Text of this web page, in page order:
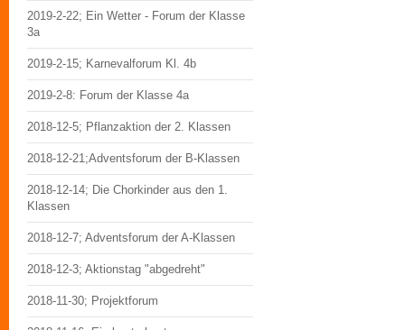
2019-2-22; Ein Wetter - Forum der Klasse
3a
2019-2-15; Karnevalforum Kl. 4b
2019-2-8: Forum der Klasse 4a
2018-12-5; Pflanzaktion der 2. Klassen
2018-12-21;Adventsforum der B-Klassen
2018-12-14; Die Chorkinder aus den 1.
Klassen
2018-12-7; Adventsforum der A-Klassen
2018-12-3; Aktionstag "abgedreht"
2018-11-30; Projektforum